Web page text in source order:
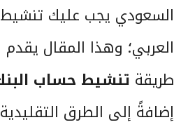
السعودي يجب عليك
العربي؛ وهذا المقال
طريقة تنشيط حساب
إضافةً إلى الطرق